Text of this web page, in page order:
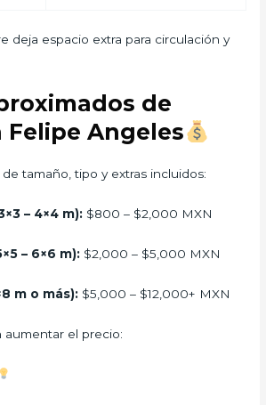
deja espacio extra para circulación y
de
Felipe Angeles
tamaño, tipo y extras incluidos:
– 4×4 m): $800 – $2,000 MXN
– 6×6 m): $2,000 – $5,000 MXN
m o más): $5,000 – $12,000+ MXN
aumentar el precio: